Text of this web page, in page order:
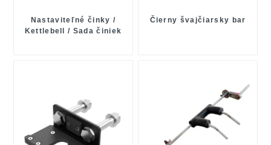
Nastaviteľné činky /
Kettlebell / Sada činiek
Čierny švajčiarsky bar